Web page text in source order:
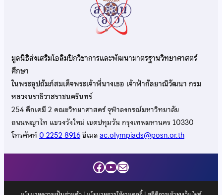
มูลนิธิส่งเสริมโอลิมปิกวิชาการและพัฒนามาตรฐานวิทยาศาสตร์
ศึกษา
ในพระอุปถัมภ์สมเด็จพระเจ้าพี่นางเธอ เจ้าฟ้ากัลยาณิวัฒนา กรม
หลวงนราธิวาสราชนครินทร์
254 ตึกเคมี 2 คณะวิทยาศาสตร์ จุฬาลงกรณ์มหาวิทยาลัย
ถนนพญาไท แขวงวังใหม่ เขตปทุมวัน กรุงเทพมหานคร 10330
โทรศัพท์0 2252 8916อีเมลac.olympiads@posn.or.th
Facebook
YouTube
Mail